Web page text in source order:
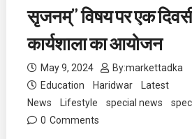
सृजनम्” विषय पर एक
कार्यशाला का आयोजन
May 9, 2024 By:markettadka
Education
Haridwar
Latest
News
Lifestyle special news
0 Comments